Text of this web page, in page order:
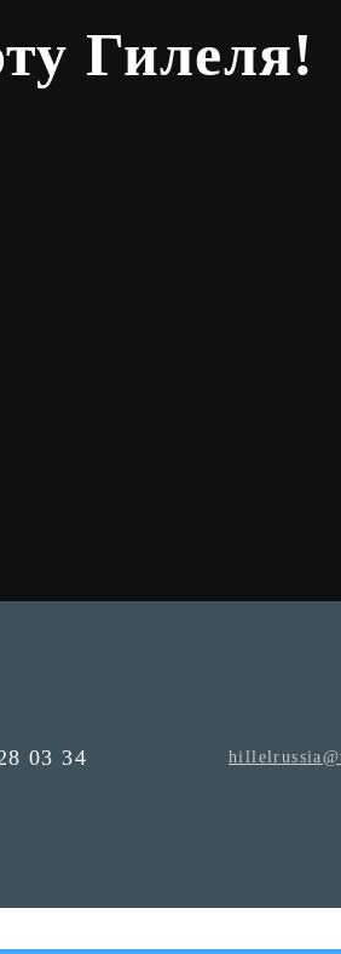
Гилеля!
03 34